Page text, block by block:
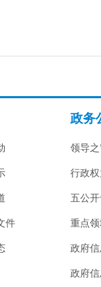
件
政务
领导之
行政
五公
重点
政府
政府